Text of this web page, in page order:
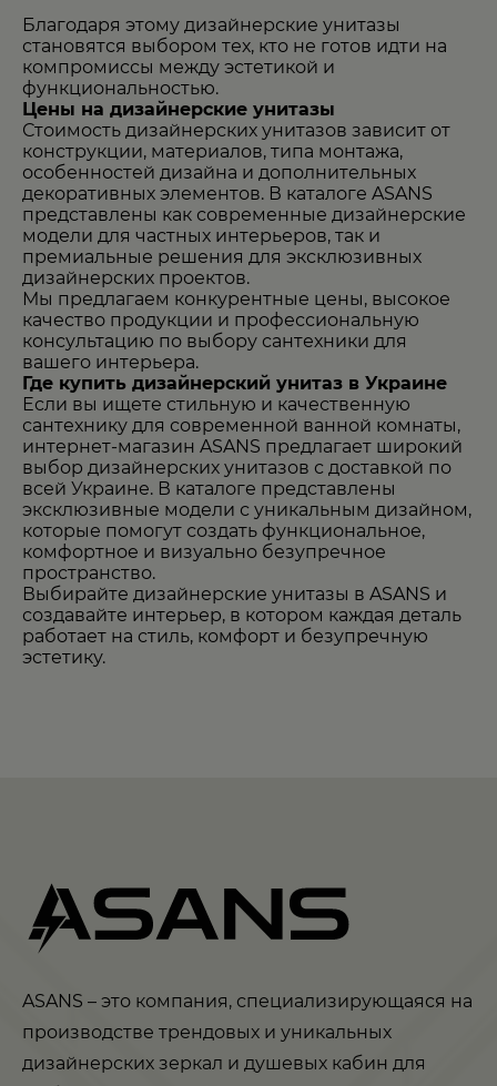
Благодаря этому дизайнерские унитазы
становятся выбором тех, кто не готов идти на
компромиссы между эстетикой и
функциональностью.
Цены на дизайнерские унитазы
Стоимость дизайнерских унитазов зависит от
конструкции, материалов, типа монтажа,
особенностей дизайна и дополнительных
декоративных элементов. В каталоге ASANS
представлены как современные дизайнерские
модели для частных интерьеров, так и
премиальные решения для эксклюзивных
дизайнерских проектов.
Мы предлагаем конкурентные цены, высокое
качество продукции и профессиональную
консультацию по выбору сантехники для
вашего интерьера.
Где купить дизайнерский унитаз в Украине
Если вы ищете стильную и качественную
сантехнику для современной ванной комнаты,
интернет-магазин ASANS предлагает широкий
выбор дизайнерских унитазов с доставкой по
всей Украине. В каталоге представлены
эксклюзивные модели с уникальным дизайном,
которые помогут создать функциональное,
комфортное и визуально безупречное
пространство.
Выбирайте дизайнерские унитазы в ASANS и
создавайте интерьер, в котором каждая деталь
работает на стиль, комфорт и безупречную
эстетику.
ASANS – это компания, специализирующаяся на
производстве трендовых и уникальных
дизайнерских зеркал и душевых кабин для